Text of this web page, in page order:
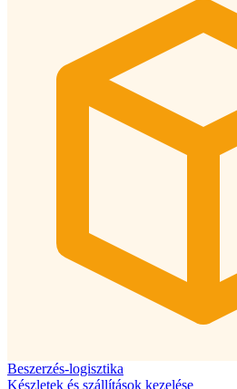
Beszerzés-logisztika
Készletek és szállítások kezelése